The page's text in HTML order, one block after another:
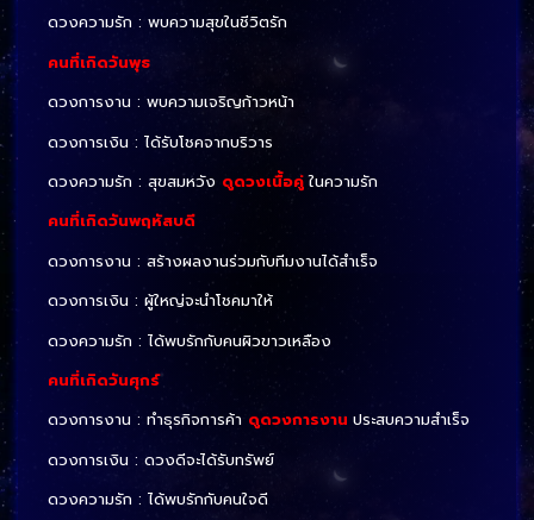
ดวงความรัก : พบความสุขในชีวิตรัก
คนที่เกิดวันพุธ
ดวงการงาน : พบความเจริญก้าวหน้า
ดวงการเงิน : ได้รับโชคจากบริวาร
ดวงความรัก : สุขสมหวัง ดูดวงเนื้อคู่ในความรัก
คนที่เกิดวันพฤหัสบดี
ดวงการงาน : สร้างผลงานร่วมกับทีมงานได้สำเร็จ
ดวงการเงิน : ผู้ใหญ่จะนำโชคมาให้
ดวงความรัก : ได้พบรักกับคนผิวขาวเหลือง
คนที่เกิดวันศุกร์
ดวงการงาน : ทำธุรกิจการค้า ดูดวงการงาน ประสบความสำเร็จ
ดวงการเงิน : ดวงดีจะได้รับทรัพย์
ดวงความรัก : ได้พบรักกับคนใจดี